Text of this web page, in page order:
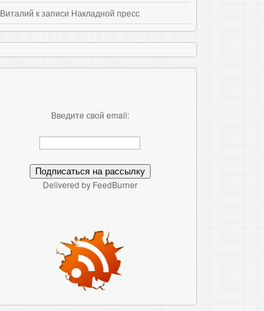
Виталий к записи Накладной пресс
Введите свой email:
Delivered by FeedBurner